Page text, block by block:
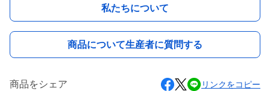
私たちについて
商品について生産者に質問する
商品をシェア リンクをコピー